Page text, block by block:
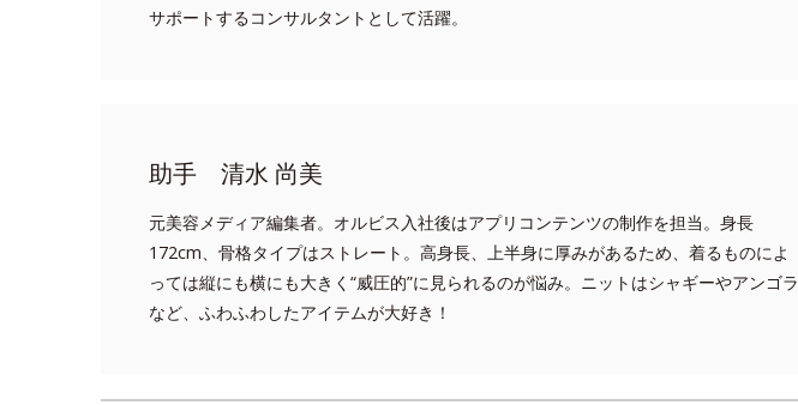
サポートするコンサルタントとして活躍。
助手 清水 尚美
元美容メディア編集者。オルビス入社後はアプリコンテンツの制作を担当。身長
172cm、骨格タイプはストレート。高身長、上半身に厚みがあるため、着るものによ
っては縦にも横にも大きく“威圧的”に見られるのが悩み。ニットはシャギーやアンゴラ
など、ふわふわしたアイテムが大好き！